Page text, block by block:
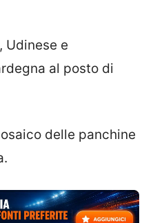
Udinese e
al posto di
delle panchine